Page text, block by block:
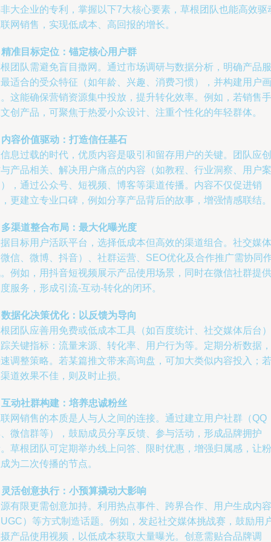
大企业的专利，掌握以下7大核心要素，草根团队也能高效驱
网销售，实现低成本、高回报的增长。
精准目标定位：锚定核心用户群
团队需避免盲目撒网。通过市场调研与数据分析，明确产品服
适合的受众特征（如年龄、兴趣、消费习惯），并构建用户画
这能确保营销资源集中投放，提升转化效率。例如，若销售手
创产品，可聚焦于热爱小众设计、注重个性化的年轻群体。
内容价值驱动：打造信任基石
息过载的时代，优质内容是吸引和留存用户的关键。团队应创
产品相关、解决用户痛点的内容（如教程、行业洞察、用户案
，通过公众号、短视频、博客等渠道传播。内容不仅促进销
更建立专业口碑，例如分享产品背后的故事，增强情感联结。
多渠道整合布局：最大化曝光度
目标用户活跃平台，选择低成本但高效的渠道组合。社交媒体
信、微博、抖音）、社群运营、SEO优化及合作推广需协同
例如，用抖音短视频展示产品使用场景，同时在微信社群提供
服务，形成引流-互动-转化的闭环。
数据化决策优化：以反馈为导向
团队应善用免费或低成本工具（如百度统计、社交媒体后台）
关键指标：流量来源、转化率、用户行为等。定期分析数据，
调整策略。若某篇推文带来高询盘，可加大类似内容投入；若
道效果不佳，则及时止损。
互动社群构建：培养忠诚粉丝
网销售的本质是人与人之间的连接。通过建立用户社群（QQ
微信群等），鼓励成员分享反馈、参与活动，形成品牌拥护
草根团队可定期举办线上问答、限时优惠，增强归属感，让粉
为二次传播的节点。
灵活创意执行：小预算撬动大影响
有限更需创意加持。利用热点事件、跨界合作、用户生成内容
）等方式制造话题。例如，发起社交媒体挑战赛，鼓励用
产品使用视频，以低成本获取大量曝光。创意需贴合品牌调